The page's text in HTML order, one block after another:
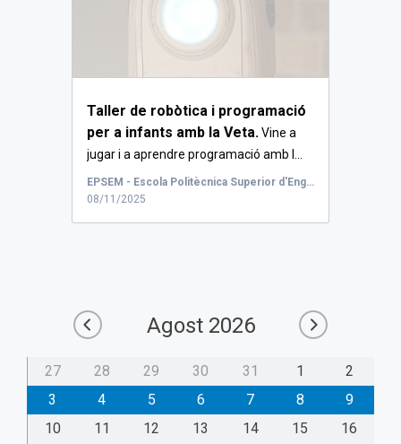
Taller de robòtica i programació
per a infants amb la Veta.Vine a
jugar i a aprendre programació amb l...
EPSEM - Escola Politècnica Superior d'Enginyeria de Manresa
08/11/2025
Agost 2026
27 28 29 30 31 1
2
3
4 5 6 7 8
9
10
11 12 13 14 15
16